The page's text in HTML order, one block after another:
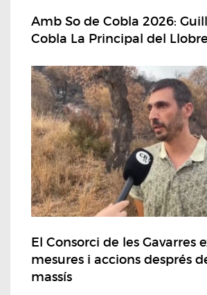
Amb So de Cobla 2026:
Cobla La Principal del
El Consorci de les Gavarres
mesures i accions després
massís